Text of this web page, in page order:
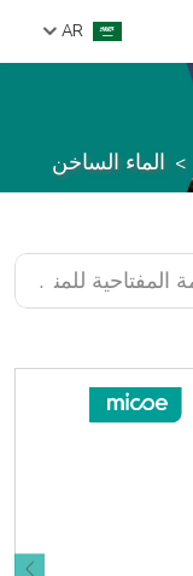
AR
بحث > الماء الساخن